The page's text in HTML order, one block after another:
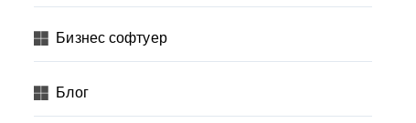
изкуствен интелект в хотелиерството
Бизнес софтуер
Блог